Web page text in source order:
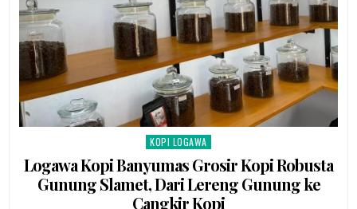
Posted in
KOPI LOGAWA
Logawa Kopi Banyumas Grosir Kopi Robusta
Gunung Slamet, Dari Lereng Gunung ke
Cangkir Kopi